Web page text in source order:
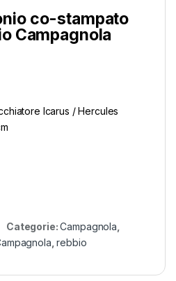
co-stampato
Campagnola
Icarus / Hercules
Categorie:Campagnola,
,rebbio